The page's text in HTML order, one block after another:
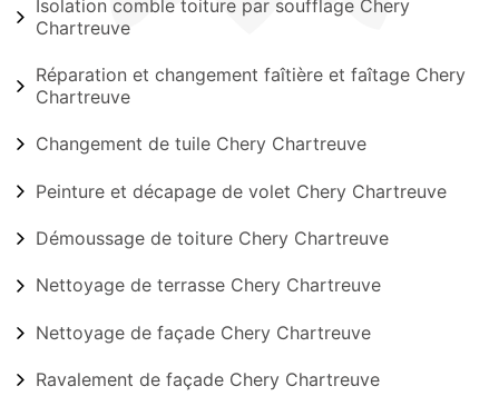
Isolation comble toiture par soufflage Chery
Chartreuve
Réparation et changement faîtière et faîtage Chery
Chartreuve
Changement de tuile Chery Chartreuve
Peinture et décapage de volet Chery Chartreuve
Démoussage de toiture Chery Chartreuve
Nettoyage de terrasse Chery Chartreuve
Nettoyage de façade Chery Chartreuve
Ravalement de façade Chery Chartreuve